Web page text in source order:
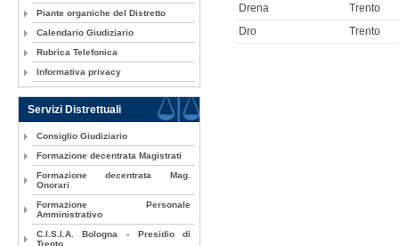
Drena Trento
Dro Trento
Piante organiche del Distretto
Calendario Giudiziario
Rubrica Telefonica
Informativa privacy
Servizi Distrettuali
Consiglio Giudiziario
Formazione decentrata Magistrati
Formazione decentrata Mag.
Onorari
Formazione Personale
Amministrativo
C.I.S.I.A. Bologna - Presidio di
Trento